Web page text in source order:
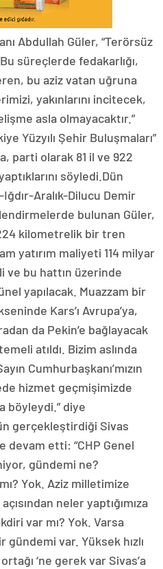
Abdullah Güler, “Terörsüz
süreçlerde fedakarlığı,
bu aziz vatan uğruna
yakınlarını incitecek,
asla olmayacaktır.”
Yüzyılı Şehir Buluşmaları”
parti olarak 81 il ve 922
söyledi.Dün
Iğdır-Aralık-Dilucu Demir
bulunan Güler,
kilometrelik bir tren
yatırım maliyeti 114 milyar
ve bu hattın üzerinde
yapılacak. Muazzam bir
Kars’ı Avrupa’ya,
da Pekin’e bağlayacak
atıldı. Bizim aslında
Cumhurbaşkanı’mızın
hizmet geçmişimizde
böyleydi.” diye
gerçekleştirdiği Sivas
etti: “CHP Genel
gündemi ne?
Yok. Aziz milletimize
neler yaptığımıza
var mı? Yok. Varsa
var. Yüksek hızlı
‘ne gerek var Sivas’a